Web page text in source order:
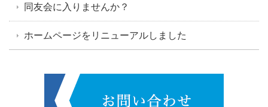
同友会に入りませんか？
ホームページをリニューアルしました